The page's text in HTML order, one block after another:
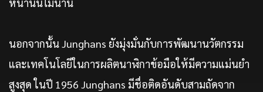
หน้านั้นไม่นาน
นอกจากนั้น Junghans ยังมุ่งมั่นกับการพัฒนานวัตกรรม
และเทคโนโลยีในการผลิตนาฬิกาข้อมือให้มีความแม่นยำ
สูงสุด ในปี 1956 Junghans มีชื่อติดอันดับสามถัดจาก